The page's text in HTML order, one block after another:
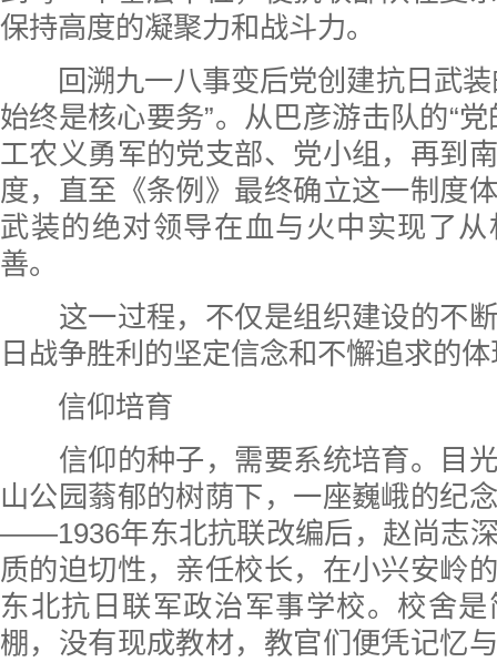
保持高度的凝聚力和战斗力。
回溯九一八事变后党创建抗日武装
始终是核心要务”。从巴彦游击队的“
工农义勇军的党支部、党小组，再到
度，直至《条例》最终确立这一制度
武装的绝对领导在血与火中实现了
善。
这一过程，不仅是组织建设的不断
日战争胜利的坚定信念和不懈追求的
信仰培育
信仰的种子，需要系统培育。目光
山公园蓊郁的树荫下，一座巍峨的纪
——1936年东北抗联改编后，赵尚志
质的迫切性，亲任校长，在小兴安岭
东北抗日联军政治军事学校。校舍
棚，没有现成教材，教官们便凭记忆